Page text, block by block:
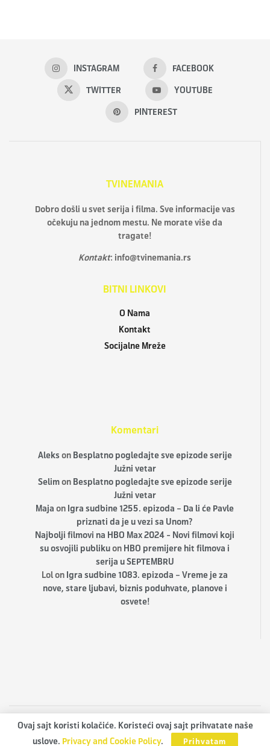
INSTAGRAM FACEBOOK
TWITTER YOUTUBE
PINTEREST
TVINEMANIA
Dobro došli u svet serija i filma. Sve informacije vas
očekuju na jednom mestu. Ne morate više da
tragate!
Kontakt: info@tvinemania.rs
BITNI LINKOVI
O Nama
Kontakt
Socijalne Mreže
Komentari
Alekson Besplatno pogledajte sve epizode serije
Južni vetar
Selimon Besplatno pogledajte sve epizode serije
Južni vetar
Maja on Igra sudbine 1255. epizoda – Da li će Pavle
priznati da je u vezi sa Unom?
Najbolji filmovi na HBO Max 2024 - Novi filmovi koji
su osvojili publikuon HBO premijere hit filmova i
serija u SEPTEMBRU
Lolon Igra sudbine 1083. epizoda – Vreme je za
nove, stare ljubavi, biznis poduhvate, planove i
osvete!
TVINEMANIA.RS
Ovaj sajt koristi kolačiće. Koristeći ovaj sajt prihvatate naše
uslove. Privacy and Cookie Policy. Prihvatam